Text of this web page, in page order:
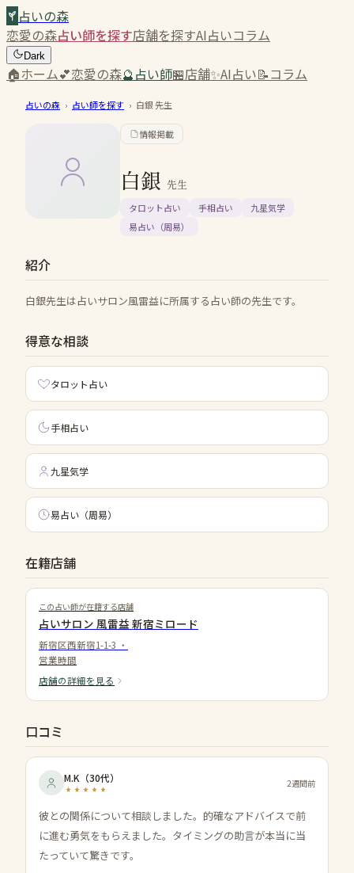
占いの森
恋愛の森占い師を探す店舗を探すAI占いコラム
Dark
🏠ホーム💕恋愛の森🔮占い師🏪店舗✨AI占い📝コラム
占いの森 › 占い師を探す › 白銀先生
情報掲載
白銀 先生
タロット占い 手相占い
九星気学
易占い（周易）
紹介
白銀先生は占いサロン風雷益に所属する占い師の先生です。
得意な相談
タロット占い
手相占い
九星気学
易占い（周易）
在籍店舗
この占い師が在籍する店舗
占いサロン 風雷益 新宿ミロード
新宿区西新宿1-1-3 ・
営業時間
店舗の詳細を見る
口コミ
M.K （30代） 2週間前
彼との関係について相談しました。的確なアドバイスで前
に進む勇気をもらえました。タイミングの助言が本当に当
たっていて驚きです。